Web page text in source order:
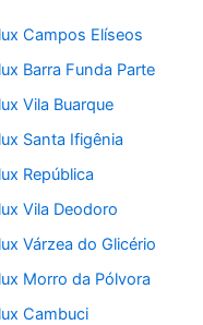
Campos Elíseos
Barra Funda Parte
Vila Buarque
Santa Ifigênia
República
Vila Deodoro
Várzea do Glicério
Morro da Pólvora
Cambuci